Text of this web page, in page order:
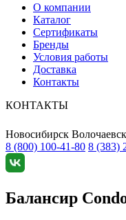
О компании
Каталог
Сертификаты
Бренды
Условия работы
Доставка
Контакты
КОНТАКТЫ
Новосибирск
8 (800) 100-41-80 8 (383)
Балансир